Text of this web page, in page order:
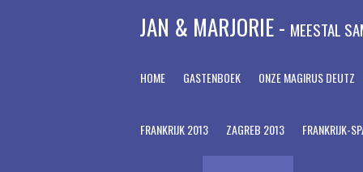
JAN & MARJORIE - MEESTAL
HOME GASTENBOEK ONZE MAGIRUS DEUTZ
FRANKRIJK 2013 ZAGREB 2013 FRANKRIJK-